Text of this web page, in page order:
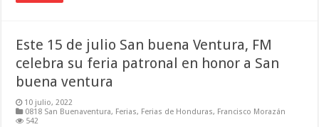
Este 15 de julio San buena Ventura, FM
celebra su feria patronal en honor a San
buena ventura
10 julio, 2022
0818 San Buenaventura, Ferias, Ferias de Honduras, Francisco Morazán
542